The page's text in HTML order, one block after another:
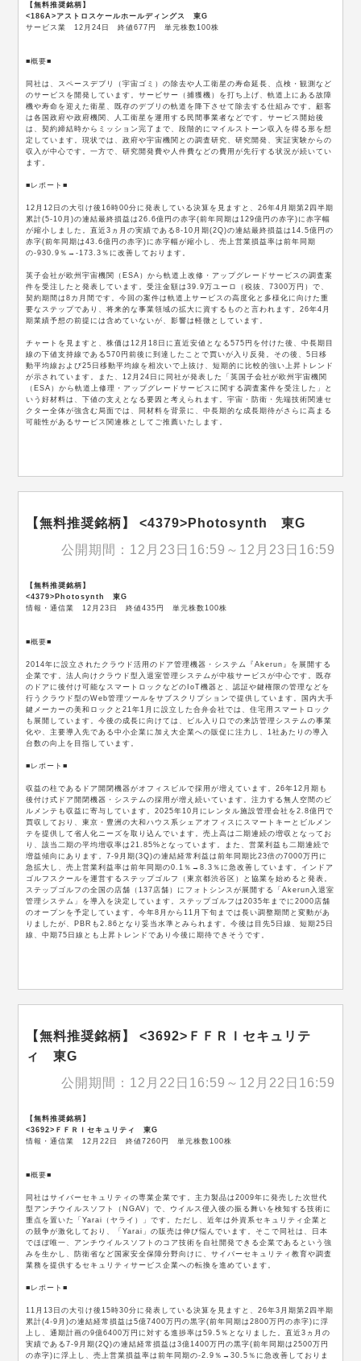
【無料推奨銘柄】
<186A>アストロスケールホールディングス 東G
サービス業 12月24日 終値677円 単元株数100株
■概要■
同社は、スペースデブリ（宇宙ゴミ）の除去や人工衛星の寿命延長、点検・観測など
のサービスを開発しています。サービサー（捕獲機）を打ち上げ、軌道上にある故障
機や寿命を迎えた衛星、既存のデブリの軌道を降下させて除去する仕組みです。顧客
は各国政府や政府機関、人工衛星を運用する民間事業者などです。サービス開始後
は、契約締結時からミッション完了まで、段階的にマイルストーン収入を得る形を想
定しています。現状では、政府や宇宙機関との調査研究、研究開発、実証実験からの
収入が中心です。一方で、研究開発費や人件費などの費用が先行する状況が続いてい
ます。
■レポート■
12月12日の大引け後16時00分に発表している決算を見ますと、26年4月期第2四半期
累計(5-10月)の連結最終損益は26.6億円の赤字(前年同期は129億円の赤字)に赤字幅
が縮小しました。直近3ヵ月の実績である8-10月期(2Q)の連結最終損益は14.5億円の
赤字(前年同期は43.6億円の赤字)に赤字幅が縮小し、売上営業損益率は前年同期
の-930.9％→-173.3％に改善しております。
英子会社が欧州宇宙機関（ESA）から軌道上改修・アップグレードサービスの調査案
件を受注したと発表しています。受注金額は39.9万ユーロ（税抜、7300万円）で、
契約期間は8カ月間です。今回の案件は軌道上サービスの高度化と多様化に向けた重
要なステップであり、将来的な事業領域の拡大に資するものと言われます。26年4月
期業績予想の前提には含めていないが、影響は軽微としています。
チャートを見ますと、株価は12月18日に直近安値となる575円を付けた後、中長期目
線の下値支持線である570円前後に到達したことで買いが入り反発。その後、5日移
動平均線および25日移動平均線を相次いで上抜け、短期的に比較的強い上昇トレンド
が示されています。また、12月24日に同社が発表した「英国子会社が欧州宇宙機関
（ESA）から軌道上修理・アップグレードサービスに関する調査案件を受注した」と
いう好材料は、下値の支えとなる要因と考えられます。宇宙・防衛・先端技術関連セ
クター全体が強含む局面では、同材料を背景に、中長期的な成長期待がさらに高まる
可能性があるサービス関連株としてご推薦いたします。
【無料推奨銘柄】 <4379>Photosynth 東G
公開期間：12月23日16:59～12月23日16:59
【無料推奨銘柄】
<4379>Photosynth 東G
情報・通信業 12月23日 終値435円 単元株数100株
■概要■
2014年に設立されたクラウド活用のドア管理機器・システム『Akerun』を展開する
企業です。法人向けクラウド型入退室管理システムが中核サービスが中心です。既存
のドアに後付け可能なスマートロックなどのIoT機器と、認証や鍵権限の管理などを
行うクラウド型のWeb管理ツールをサブスクリプションで提供しています。国内大手
鍵メーカーの美和ロックと21年1月に設立した合弁会社では、住宅用スマートロック
も展開しています。今後の成長に向けては、ビル入り口での来訪管理システムの事業
化や、主要導入先である中小企業に加え大企業への販促に注力し、1社あたりの導入
台数の向上を目指しています。
■レポート■
収益の柱であるドア開閉機器がオフィスビルで採用が増えています。26年12月期も
後付け式ドア開閉機器・システムの採用が増え続いています。注力する無人空間のビ
ルメンテも収益に寄与しています。2025年10月にレンタル施設管理会社を2.8億円で
買収しており、東京・豊洲の大和ハウス系シェアオフィスにスマートキーとビルメン
テを提供して省人化ニーズを取り込んでいます。売上高は二期連続の増収となってお
り、該当二期の平均増収率は21.85%となっています。また、営業利益も二期連続で
増益傾向にあります。7-9月期(3Q)の連結経常利益は前年同期比23倍の7000万円に
急拡大し、売上営業利益率は前年同期の0.1％→8.3％に急改善しています。インドア
ゴルフスクールを運営するステップゴルフ（東京都渋谷区）と協業を始めると発表。
ステップゴルフの全国の店舗（137店舗）にフォトシンスが展開する「Akerun入退室
管理システム」を導入を決定しています。ステップゴルフは2035年までに2000店舗
のオープンを予定しています。今年8月から11月下旬までは長い調整期間と変動があ
りましたが、PBRも2.86となり妥当水準とみられます。今後は目先5日線、短期25日
線、中期75日線とも上昇トレンドであり今後に期待できそうです。
【無料推奨銘柄】 <3692>ＦＦＲＩセキュリテ
ィ 東G
公開期間：12月22日16:59～12月22日16:59
【無料推奨銘柄】
<3692>ＦＦＲＩセキュリティ 東G
情報・通信業 12月22日 終値7260円 単元株数100株
■概要■
同社はサイバーセキュリティの専業企業です。主力製品は2009年に発売した次世代
型アンチウイルスソフト（NGAV）で、ウイルス侵入後の振る舞いを検知する技術に
重点を置いた「Yarai（ヤライ）」です。ただし、近年は外資系セキュリティ企業と
の競争が激化しており、「Yarai」の販売は伸び悩んでいます。そこで同社は、日本
でほぼ唯一、アンチウイルスソフトのコア技術を自社開発できる企業であるという強
みを生かし、防衛省など国家安全保障分野向けに、サイバーセキュリティ教育や調査
業務を提供するセキュリティサービス企業への転換を進めています。
■レポート■
11月13日の大引け後15時30分に発表している決算を見ますと、26年3月期第2四半期
累計(4-9月)の連結経常損益は5億7400万円の黒字(前年同期は2800万円の赤字)に浮
上し、通期計画の9億6400万円に対する進捗率は59.5％となりました。直近3ヵ月の
実績である7-9月期(2Q)の連結経常損益は3億1400万円の黒字(前年同期は2500万円
の赤字)に浮上し、売上営業損益率は前年同期の-2.9％→30.5％に急改善しておりま